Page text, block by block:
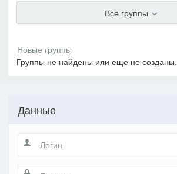
Все группы
Группы не найдены или еще не созданы.
Данные